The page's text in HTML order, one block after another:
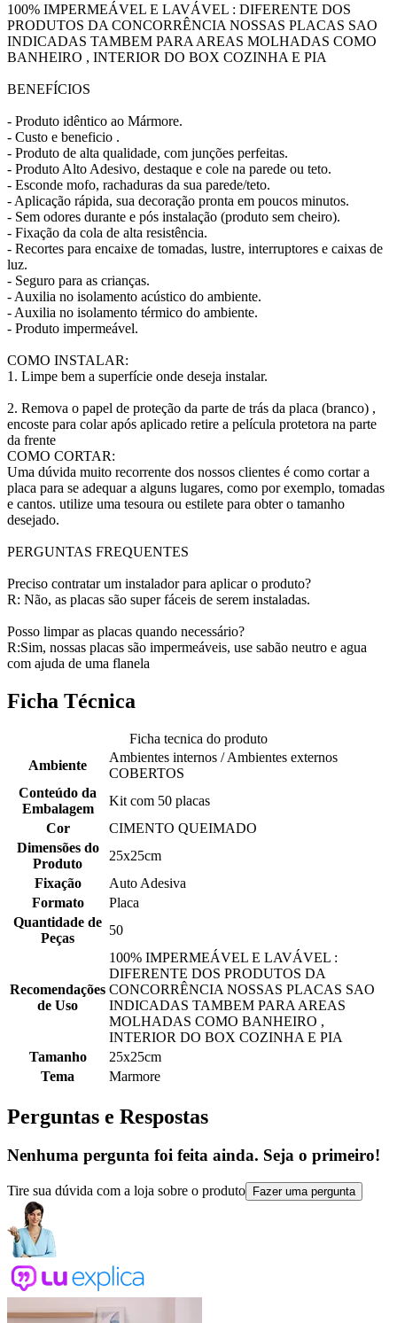
100% IMPERMEÁVEL E LAVÁVEL : DIFERENTE DOS
PRODUTOS DA CONCORRÊNCIA NOSSAS PLACAS SAO
INDICADAS TAMBEM PARA AREAS MOLHADAS COMO
BANHEIRO , INTERIOR DO BOX COZINHA E PIA
BENEFÍCIOS
- Produto idêntico ao Mármore.
- Custo e beneficio .
- Produto de alta qualidade, com junções perfeitas.
- Produto Alto Adesivo, destaque e cole na parede ou teto.
- Esconde mofo, rachaduras da sua parede/teto.
- Aplicação rápida, sua decoração pronta em poucos minutos.
- Sem odores durante e pós instalação (produto sem cheiro).
- Fixação da cola de alta resistência.
- Recortes para encaixe de tomadas, lustre, interruptores e caixas de
luz.
- Seguro para as crianças.
- Auxilia no isolamento acústico do ambiente.
- Auxilia no isolamento térmico do ambiente.
- Produto impermeável.
COMO INSTALAR:
1. Limpe bem a superfície onde deseja instalar.
2. Remova o papel de proteção da parte de trás da placa (branco) ,
encoste para colar após aplicado retire a película protetora na parte
da frente
COMO CORTAR:
Uma dúvida muito recorrente dos nossos clientes é como cortar a
placa para se adequar a alguns lugares, como por exemplo, tomadas
e cantos. utilize uma tesoura ou estilete para obter o tamanho
desejado.
PERGUNTAS FREQUENTES
Preciso contratar um instalador para aplicar o produto?
R: Não, as placas são super fáceis de serem instaladas.
Posso limpar as placas quando necessário?
R:Sim, nossas placas são impermeáveis, use sabão neutro e agua
com ajuda de uma flanela
Ficha Técnica
Ficha tecnica do produto
Ambiente
Ambientes internos / Ambientes externos
COBERTOS
Conteúdo da
Embalagem
Kit com 50 placas
Cor
CIMENTO QUEIMADO
Dimensões do
Produto
25x25cm
Fixação
Auto Adesiva
Formato
Placa
Quantidade de
Peças
50
Recomendações
de Uso
100% IMPERMEÁVEL E LAVÁVEL :
DIFERENTE DOS PRODUTOS DA
CONCORRÊNCIA NOSSAS PLACAS SAO
INDICADAS TAMBEM PARA AREAS
MOLHADAS COMO BANHEIRO ,
INTERIOR DO BOX COZINHA E PIA
Tamanho
25x25cm
Tema
Marmore
Perguntas e Respostas
Nenhuma pergunta foi feita ainda. Seja o primeiro!
Tire sua dúvida com a loja sobre o produto Fazer uma pergunta